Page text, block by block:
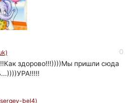
0
здорово!!!))))Мы пришли сюда
bel4)